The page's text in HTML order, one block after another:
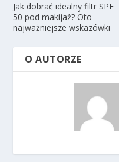
Jak dobrać idealny filtr SPF
50 pod makijaż? Oto
najważniejsze wskazówki
O AUTORZE